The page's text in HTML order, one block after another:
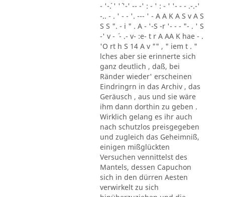
- '-´. ' '´ '-' -- -' : - ' : - ' '- - - .-.-'
-.. - . ' - - '. --- ' - A A K A S v A S
S S ". - i " . A - '-S -r '- - - "- . ' S
-' v - ´ - .- v- :e- t r A AA K hae - .
'O rt h S 14 A v "" , " iem t . "
lches aber sie erinnerte sich
ganz deutlich , daß, bei
Ränder wieder' erscheinen
Eindringrn in das Archiv , das
Geräusch , aus und sie wäre
ihm dann dorthin zu geben .
Wirklich gelang es ihr auch
nach schutzlos preisgegeben
und zugleich das Geheimniß,
einigen mißglückten
Versuchen vennittelst des
Mantels, dessen Capuchon
sich in den dürren Aesten
verwirkelt zu sich